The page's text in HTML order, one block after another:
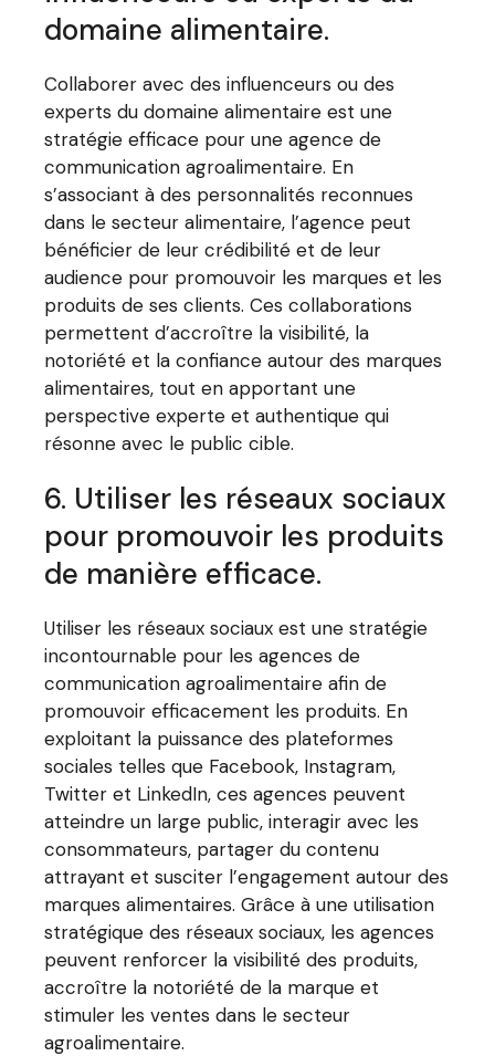
domaine alimentaire.
Collaborer avec des influenceurs ou des
experts du domaine alimentaire est une
stratégie efficace pour une agence de
communication agroalimentaire. En
s’associant à des personnalités reconnues
dans le secteur alimentaire, l’agence peut
bénéficier de leur crédibilité et de leur
audience pour promouvoir les marques et les
produits de ses clients. Ces collaborations
permettent d’accroître la visibilité, la
notoriété et la confiance autour des marques
alimentaires, tout en apportant une
perspective experte et authentique qui
résonne avec le public cible.
6. Utiliser les réseaux sociaux
pour promouvoir les produits
de manière efficace.
Utiliser les réseaux sociaux est une stratégie
incontournable pour les agences de
communication agroalimentaire afin de
promouvoir efficacement les produits. En
exploitant la puissance des plateformes
sociales telles que Facebook, Instagram,
Twitter et LinkedIn, ces agences peuvent
atteindre un large public, interagir avec les
consommateurs, partager du contenu
attrayant et susciter l’engagement autour des
marques alimentaires. Grâce à une utilisation
stratégique des réseaux sociaux, les agences
peuvent renforcer la visibilité des produits,
accroître la notoriété de la marque et
stimuler les ventes dans le secteur
agroalimentaire.